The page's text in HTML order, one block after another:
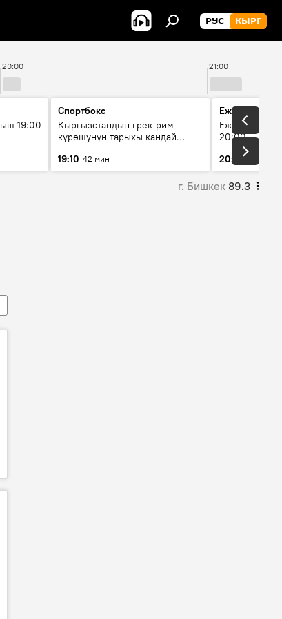
РУС КЫРГ
20:00 21:00
19:00
Спортбокс
Кыргызстандын грек-рим
күрөшүнүн тарыхы кандай
19:10 42 мин
Ежедневные
Ежедневные
20:00
20:01
г. Бишкек 89.3